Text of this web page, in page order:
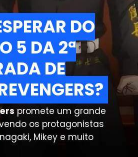
DO
5 DA 2ª
DE
DO
5 DA 2ª
DE
promete um grande
os protagonistas
Mikey e muito